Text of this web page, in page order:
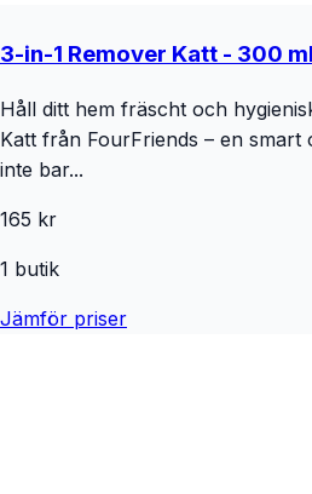
3-in-1 Remover Katt - 300 ml
Håll ditt hem fräscht och
Katt från FourFriends – en
inte bar...
165 kr
1 butik
Jämför priser